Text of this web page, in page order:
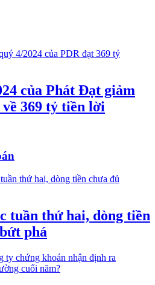
của Phát Đạt giảm
369 tỷ tiền lời
tuần thứ hai, dòng tiền
phá